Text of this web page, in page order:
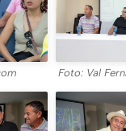
Foto: Val